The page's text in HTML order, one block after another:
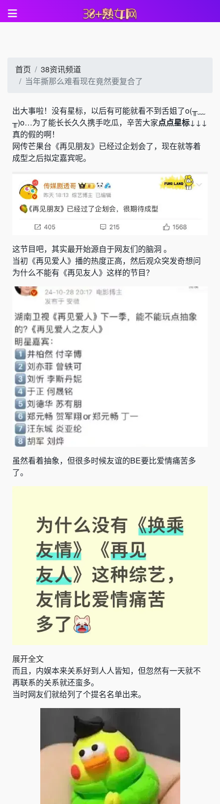
首页
38资讯频道
当年撕那么难看现在竟然要复合了
出大事啦！没有星标，以后有可能就看不到舌姐了o(╥﹏
╥)o…为了能长长久久携手吃瓜，辛苦大家点点星标↓↓↓
真的假的啊！
网传芒果台《再见朋友》已经过企划会了，现在就等着
成型之后拟定嘉宾呢。
这节目吧，其实最开始源自于网友们的脑洞 。
当初《再见爱人》播的热度正高，然后观众突发奇想问
为什么不能有《再见友人》这样的节目？
虽然看着抽象，但很多时候友谊的BE要比爱情痛苦多
了。
展开全文
而且，内娱本来关系好到人人皆知，但忽然有一天就不
再联系的关系就还蛮多。
当时网友们就给列了个提名名单出来。